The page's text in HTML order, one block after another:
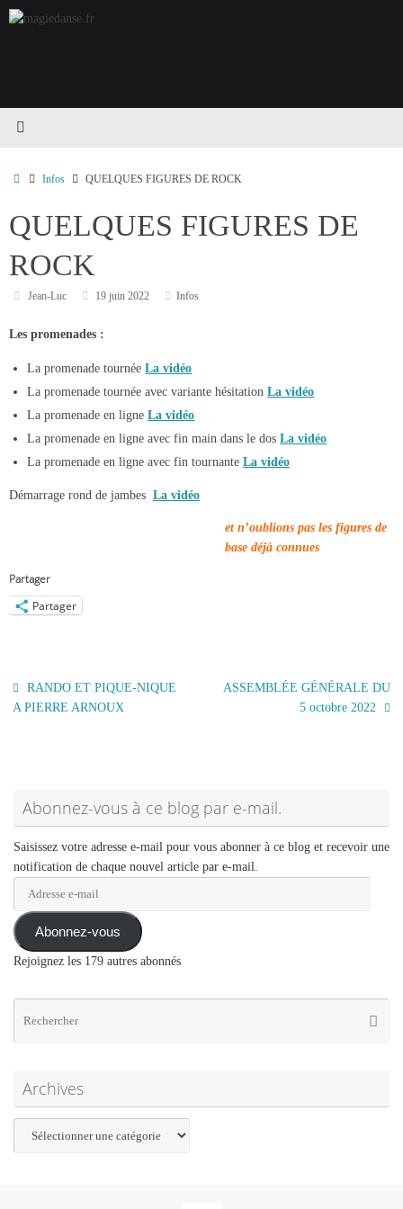
Passer
Accueil
Infos QUELQUES FIGURES DE ROCK
QUELQUES FIGURES DE
ROCK
Jean-Luc 19 juin 2022 Infos
Les promenades :
La promenade tournéeLa vidéo
La promenade tournée avec variante hésitationLa vidéo
La promenade en ligneLa vidéo
La promenade en ligne avec fin main dans le dosLa vidéo
La promenade en ligne avec fin tournanteLa vidéo
Démarrage rond de jambes La vidéo
et n’oublions pas les figures de
base déjà connues
Partager
Partager
RANDO ET PIQUE-NIQUE
A PIERRE ARNOUX
ASSEMBLÉE GÉNÉRALE DU
5 octobre 2022
Abonnez-vous à ce blog par e-mail.
Saisissez votre adresse e-mail pour vous abonner à ce blog et recevoir une
notification de chaque nouvel article par e-mail.
mail Abonnez-vous
Rejoignez les 179 autres abonnés
Archives